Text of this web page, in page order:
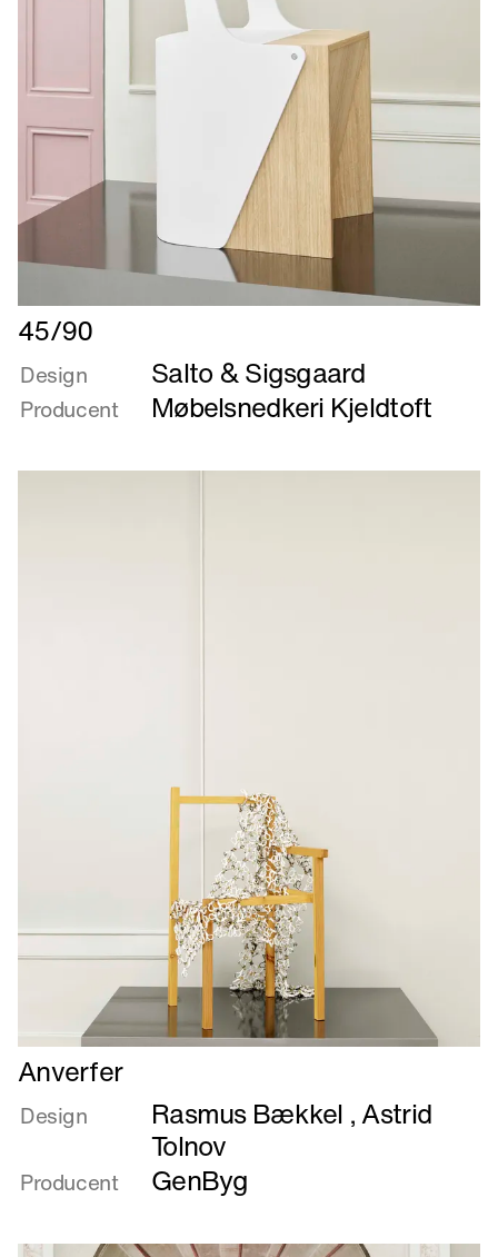
Læs
mere
om
45/90
45/90
Design Salto & Sigsgaard
Producent Møbelsnedkeri Kjeldtoft
Læs
mere
om
Anverfer
Design Rasmus Bækkel ,Astrid
Tolnov
Producent GenByg